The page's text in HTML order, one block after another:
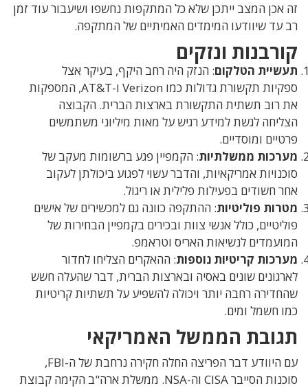
זה אכן המצב ייתכן שלא כל המתקפות נחשפו ושיעבור עוד זמן
רב עד שיוודעו המימדים האמיתיים של המתקפה.
קורבנות ונזקים
תעשיית הטלקום: הנזק היה רחב היקף, בעיקר אצל
ספקיות תקשורת גדולות כמו Verizon ו-AT&T, המספקות
את רוב תשתית התקשורת בארצות הברית. הקבוצה
הצליחה לגשת למידע רגיש על מאות מיליוני משתמשים
פרטיים ומוסדיים.
מערכות ממשלתיות: הקמפיין פגע ברשומות מעקב של
סוכנויות אמריקאיות, והדבר עשוי לפגוע ביכולתן לעקוב
אחר חשודים בפעילות פלילית או ריגול.
מטרות פוליטיות: ההתקפה כוונה גם למכשירים של אישים
פוליטיים, כולל אנשי צוות ובכירים בקמפיין הבחירות של
המועמדים לנשיאות האריס וטראמפ.
מערכות קריטיות נוספות: ההאקרים הצליחו לחדור
לארגונים שונים באסיה ובארצות הברית, דבר שהעלה חשש
שהחדירה רחבה יותר ויכולה להשפיע על תשתיות קריטיות
כמו חשמל ומים.
תגובת הממשל האמריקאי
עם היוודע דבר הפריצה החלה חקירה נרחבת של ה-
FBI,
סוכנות הסייבר CISA וה-NSA.
ממשלת ארה"ב הקימה קבוצת